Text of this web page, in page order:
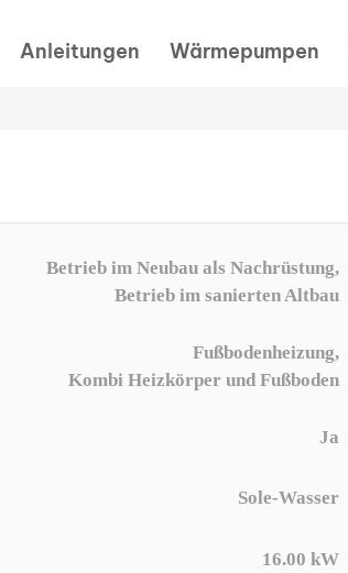
Anleitungen Wärmepumpen
Betrieb im Neubau als Nachrüstung,
Betrieb im sanierten Altbau
Fußbodenheizung,
Kombi Heizkörper und Fußboden
Ja
Sole-Wasser
16.00 kW